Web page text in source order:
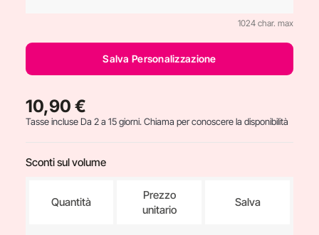
1024 char. max
Salva Personalizzazione
10,90 €
Tasse incluseDa 2 a 15 giorni. Chiama per conoscere la disponibilità
Sconti sul volume
Quantità
Prezzo
unitario
Salva